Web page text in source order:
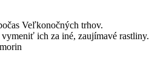
Veľkonočných trhov.
ich za iné, zaujímavé rastliny.